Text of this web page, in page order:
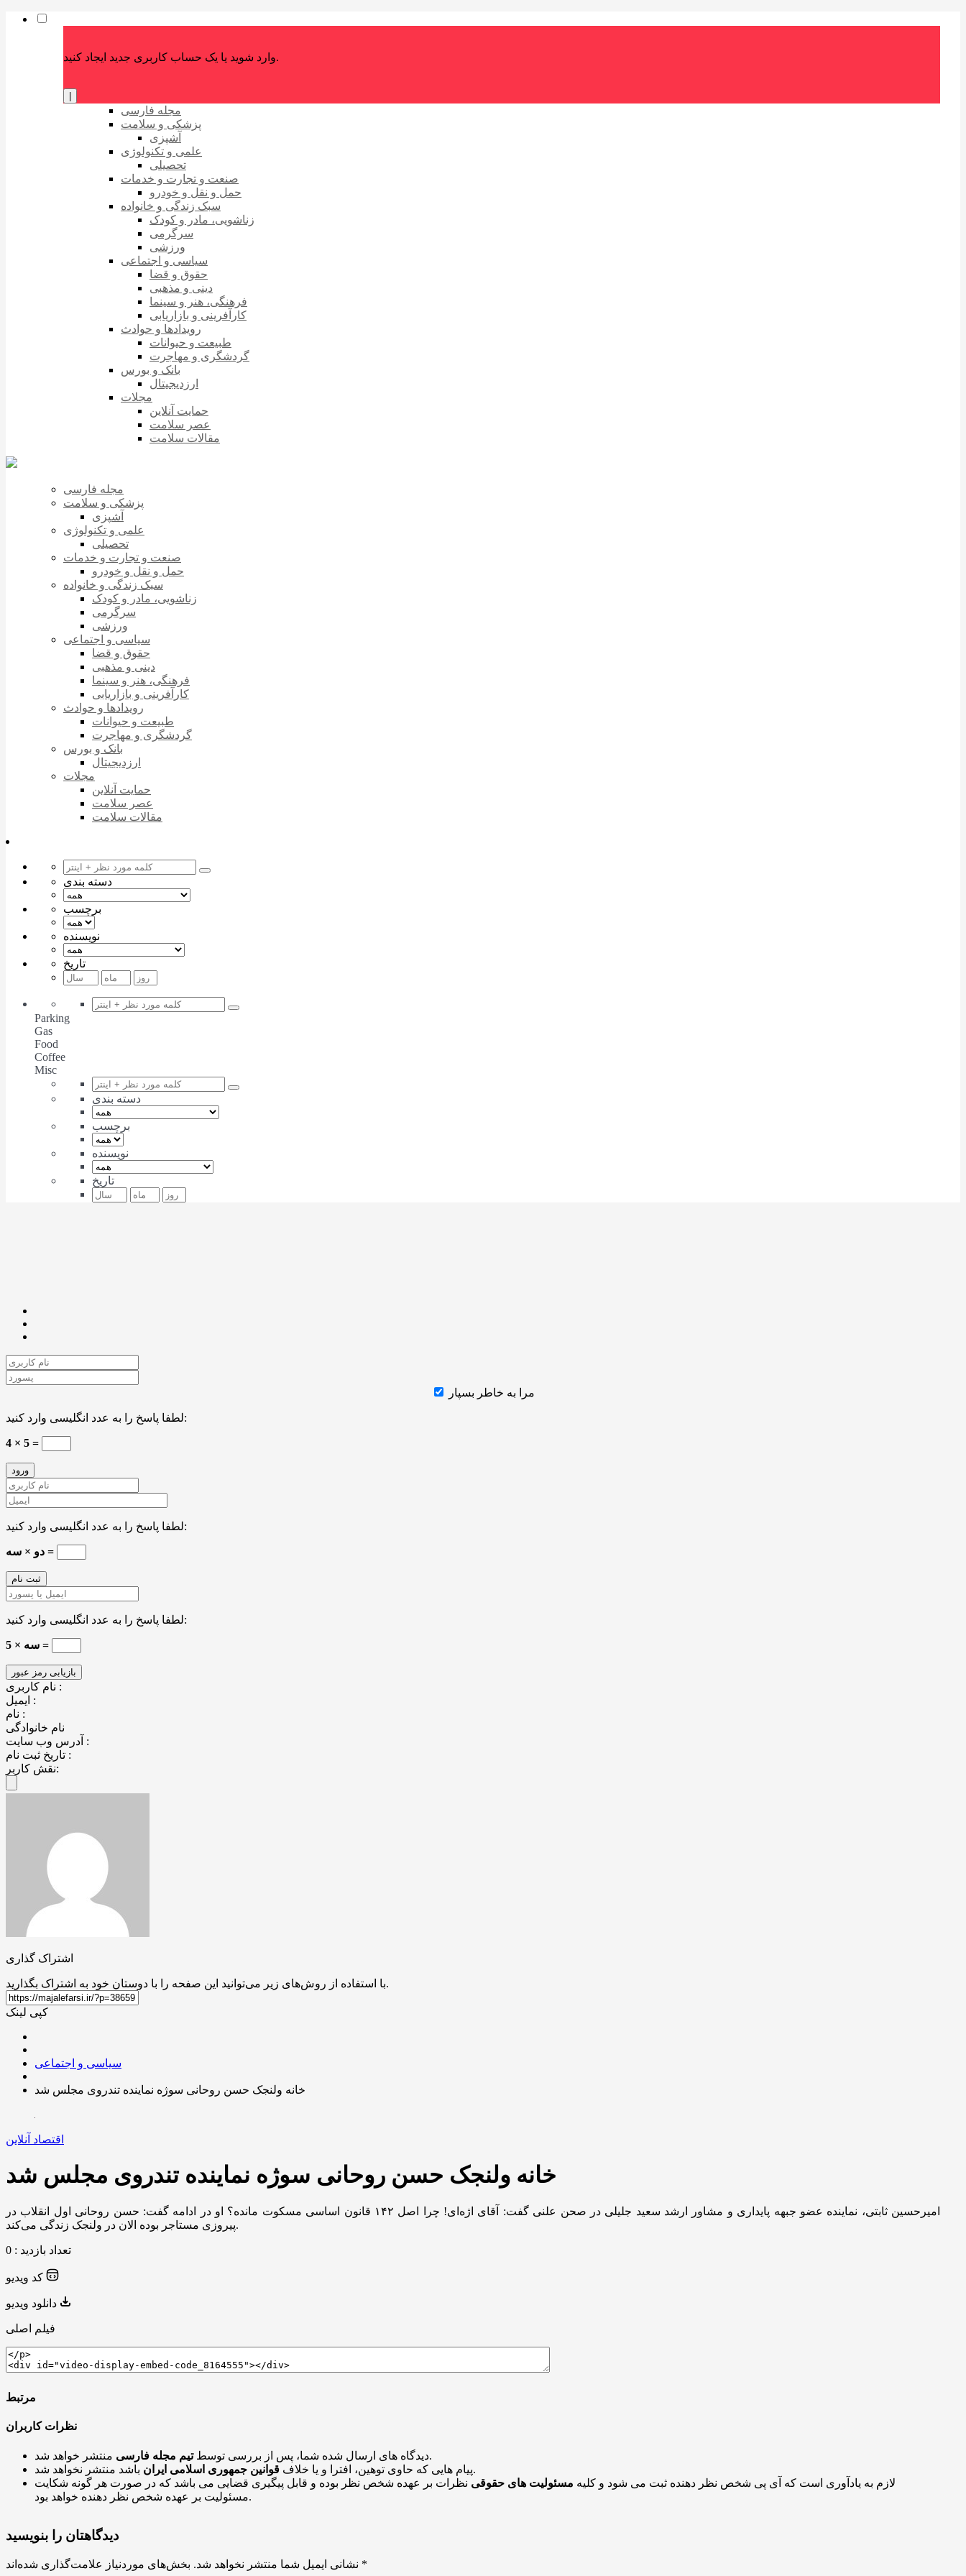
وارد شوید یا یک حساب کاربری جدید ایجاد کنید.
مجله فارسی
پزشکی و سلامت
آشپزی
علمی و تکنولوژی
تحصیلی
صنعت و تجارت و خدمات
حمل و نقل و خودرو
سبک زندگی و خانواده
زناشویی، مادر و کودک
سرگرمی
ورزشی
سیاسی و اجتماعی
حقوق و قضا
دینی و مذهبی
فرهنگی، هنر و سینما
کارآفرینی و بازاریابی
رویدادها و حوادث
طبیعت و حیوانات
گردشگری و مهاجرت
بانک و بورس
ارزدیجیتال
مجلات
حمایت آنلاین
عصر سلامت
مقالات سلامت
مجله فارسی
پزشکی و سلامت
آشپزی
علمی و تکنولوژی
تحصیلی
صنعت و تجارت و خدمات
حمل و نقل و خودرو
سبک زندگی و خانواده
زناشویی، مادر و کودک
سرگرمی
ورزشی
سیاسی و اجتماعی
حقوق و قضا
دینی و مذهبی
فرهنگی، هنر و سینما
کارآفرینی و بازاریابی
رویدادها و حوادث
طبیعت و حیوانات
گردشگری و مهاجرت
بانک و بورس
ارزدیجیتال
مجلات
حمایت آنلاین
عصر سلامت
مقالات سلامت
دسته بندی
برچسب
نویسنده
تاریخ
Parking
Gas
Food
Coffee
Misc
دسته بندی
برچسب
نویسنده
تاریخ
مرا به خاطر بسپار
لطفا پاسخ را به عدد انگلیسی وارد کنید:
4 × 5 =
لطفا پاسخ را به عدد انگلیسی وارد کنید:
دو × سه =
لطفا پاسخ را به عدد انگلیسی وارد کنید:
5 × سه =
نام کاربری :
ایمیل :
نام :
نام خانوادگی
آدرس وب سایت :
تاریخ ثبت نام :
نقش کاربر:
اشتراک گذاری
با استفاده از روش‌های زیر می‌توانید این صفحه را با دوستان خود به اشتراک بگذارید.
کپی لینک
سیاسی و اجتماعی
خانه ولنجک حسن روحانی سوژه نماینده تندروی مجلس شد
اقتصاد آنلاین
خانه ولنجک حسن روحانی سوژه نماینده تندروی مجلس شد
امیرحسین ثابتی، نماینده عضو جبهه پایداری و مشاور ارشد سعید جلیلی در صحن علنی گفت: آقای اژه‌ای! چرا اصل ۱۴۲ قانون اساسی مسکوت مانده؟ او در ادامه گفت: حسن روحانی اول انقلاب در
پیروزی مستاجر بوده الان در ولنجک زندگی می‌کند.
تعداد بازدید : 0
فیلم اصلی
مرتبط
نظرات کاربران
دیدگاه های ارسال شده شما، پس از بررسی توسطتیم مجله فارسی
منتشر خواهد شد.
پیام هایی که حاوی توهین، افترا و یا خلاف قوانین جمهوری اسلامی ایران
باشد منتشر نخواهد شد.
لازم به یادآوری است که آی پی شخص نظر دهنده ثبت می شود و کلیه مسئولیت های حقوقی نظرات بر عهده شخص نظر بوده و قابل پیگیری قضایی می باشد که در صورت هر گونه شکایت
مسئولیت بر عهده شخص نظر دهنده خواهد بود.
دیدگاهتان را بنویسید
نشانی ایمیل شما منتشر نخواهد شد. *